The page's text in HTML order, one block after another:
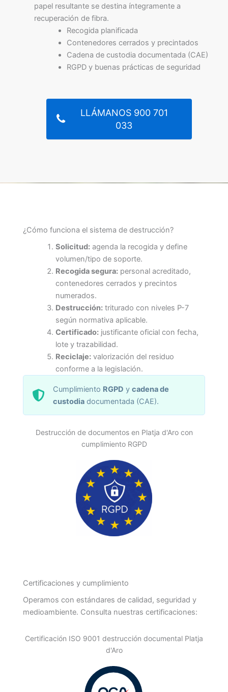
papel resultante se destina íntegramente a
recuperación de fibra.
Recogida planificada
Contenedores cerrados y precintados
Cadena de custodia documentada (CAE)
RGPD y buenas prácticas de seguridad
LLÁMANOS 900 701
033
¿Cómo funciona el sistema de destrucción?
Solicitud:agenda la recogida y define
volumen/tipo de soporte.
Recogida segura:personal acreditado,
contenedores cerrados y precintos
numerados.
Destrucción:triturado con niveles P-7
según normativa aplicable.
Certificado:justificante oficial con fecha,
lote y trazabilidad.
Reciclaje:valorización del residuo
conforme a la legislación.
Cumplimiento RGPD ycadena de
custodia documentada (CAE).
Destrucción de documentos en Platja d'Aro con
cumplimiento RGPD
Certificaciones y cumplimiento
Operamos con estándares de calidad, seguridad y
medioambiente. Consulta nuestras certificaciones:
Certificación ISO 9001 destrucción documental Platja
d'Aro